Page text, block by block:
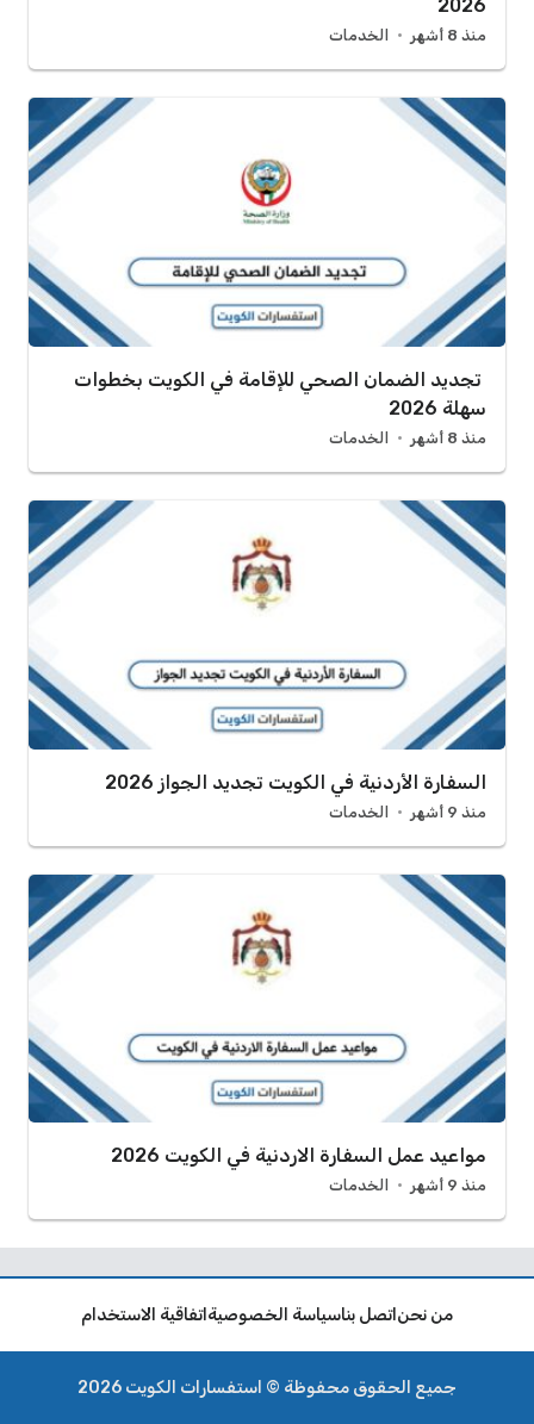
2026
منذ 8 أشهر الخدمات
تجديد الضمان الصحي للإقامة في الكويت بخطوات
سهلة 2026
منذ 8 أشهر الخدمات
السفارة الأردنية في الكويت تجديد الجواز 2026
منذ 9 أشهر الخدمات
مواعيد عمل السفارة الاردنية في الكويت 2026
منذ 9 أشهر الخدمات
من نحناتصل بناسياسة الخصوصيةاتفاقية الاستخدام
جميع الحقوق محفوظة © استفسارات الكويت 2026